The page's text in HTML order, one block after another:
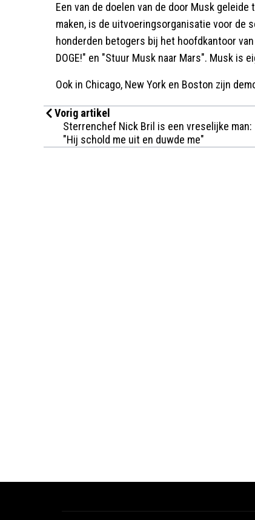
Een van de doelen van de door Musk
maken, is de uitvoeringsorganisatie voor de
honderden betogers bij het hoofdkantoor
DOGE!" en "Stuur Musk naar Mars". Musk is
Ook in Chicago, New York en Boston zijn
Vorig artikel
Sterrenchef Nick Bril is een vreselijke man:
"Hij schold me uit en duwde me"